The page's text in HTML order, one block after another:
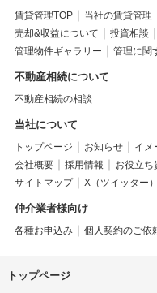
賃貸管理TOP 当社の賃貸管理
売却&収益について
投資相談
管理物件ギャラリー
管理に関
不動産相続について
不動産相続の相談
当社について
トップページ お知らせ イメ
会社概要
採用情報 お役立ち
サイトマップ
X（ツイッター）
仲介業者様向け
各種お申込み 個人契約のご依
トップページ